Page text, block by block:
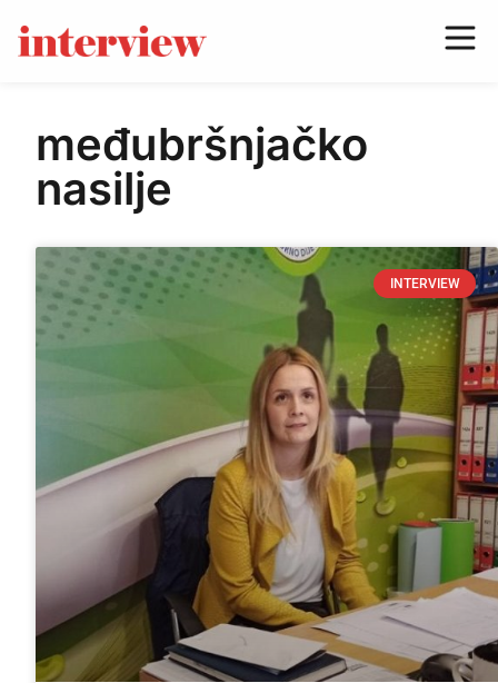
međubršnjačko
nasilje
INTERVIEW